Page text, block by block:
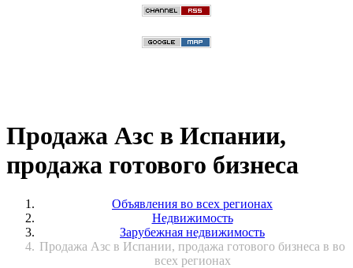
Продажа Азс в Испании,
продажа готового бизнеса
Объявления во всех регионах
Недвижимость
Зарубежная недвижимость
Продажа Азс в Испании, продажа готового бизнеса в во
всех регионах